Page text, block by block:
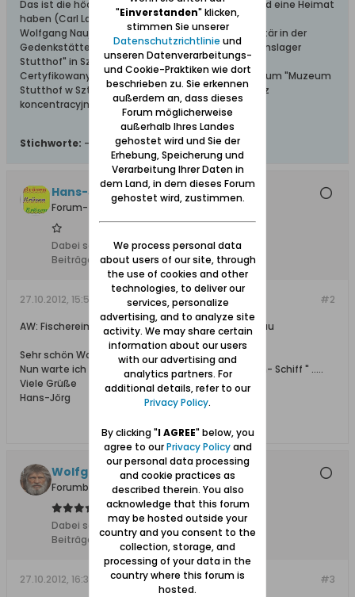
Das ist die höchste aller Gaben: Geborgen sein und eine Heimat
haben (Carl Lange)
Wolfgang Naujocks: Zertifizierter Führer und Volontär in der
Gedenkstätte/Museum "Deutsches Konzentrationslager
Stutthof" in Sztutowo
Certyfikowany przewodnik i wolontariusz po muzeum "Muzeum
Stutthof w Sztutowie - Niemiecki nazistowski obóz
koncentracyjny i zagłady"
Stichworte: -
Hans-Joerg +, Ehrenmitglied
Forum-Teilnehmer
Dabei seit:
10.02.2008
Beiträge:
5206
#2
27.10.2012, 15:50
AW: Fischereimotorschiff / Minensuchboot Glettkau
Sehr schön Wolfgang
Nun warte ich nur noch auf ein Photo vom " Brösen- Schiff " .....
Viele Grüße
Hans-Jörg
Wolfgang
Forumbetreiber
Dabei seit:
10.02.2008
Beiträge:
11627
#3
27.10.2012, 16:33
"Einverstanden" klicken,
stimmen Sie unserer
Datenschutzrichtlinie und
unseren Datenverarbeitungs-
und Cookie-Praktiken wie dort
beschrieben zu. Sie erkennen
außerdem an, dass dieses
Forum möglicherweise
außerhalb Ihres Landes
gehostet wird und Sie der
Erhebung, Speicherung und
Verarbeitung Ihrer Daten in
dem Land, in dem dieses Forum
gehostet wird, zustimmen.
We process personal data
about users of our site, through
the use of cookies and other
technologies, to deliver our
services, personalize
advertising, and to analyze site
activity. We may share certain
information about our users
with our advertising and
analytics partners. For
additional details, refer to our
Privacy Policy.
By clicking "I AGREE" below, you
agree to ourPrivacy Policyand
our personal data processing
and cookie practices as
described therein. You also
acknowledge that this forum
may be hosted outside your
country and you consent to the
collection, storage, and
processing of your data in the
country where this forum is
hosted.